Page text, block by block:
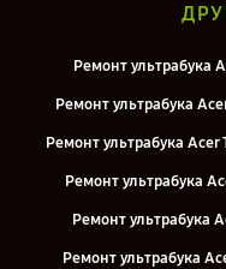
Ремонт ультрабука
Ремонт ультрабука
Ремонт ультрабука
Ремонт ультрабука
Ремонт ультрабука
Ремонт ультрабука